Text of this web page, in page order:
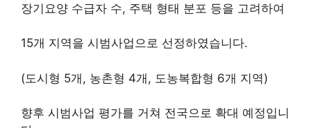
장기요양 수급자 수, 주택 형태 분포 등을 고려하여
15개 지역을 시범사업으로 선정하였습니다.
(도시형 5개, 농촌형 4개, 도농복합형 6개 지역)
향후 시범사업 평가를 거쳐 전국으로 확대 예정입니